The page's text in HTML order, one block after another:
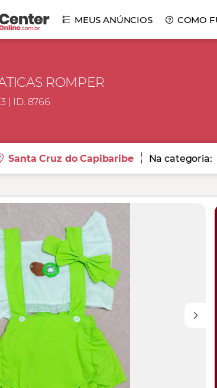
MEUS ANÚNCIOS COMO
ROMPER
| ID. 8766
Santa Cruz do Capibaribe Na categoria: